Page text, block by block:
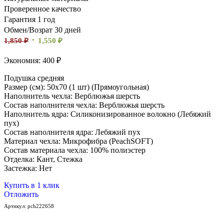
Проверенное качество
Гарантия 1 год
Обмен/Возрат 30 дней
1,850₽ 1,550 ₽
Экономия: 400 ₽
Подушка средняя
Размер (см): 50х70 (1 шт) (Прямоугольная)
Наполнитель чехла: Верблюжья шерсть
Состав наполнителя чехла: Верблюжья шерсть
Наполнитель ядра: Силиконизированное волокно (Лебяжий
пух)
Состав наполнителя ядра: Лебяжий пух
Материал чехла: Микрофибра (PeachSOFT)
Состав материала чехла: 100% полиэстер
Отделка: Кант, Стежка
Застежка: Нет
Купить в 1 клик
Отложить
Артикул: pch222658